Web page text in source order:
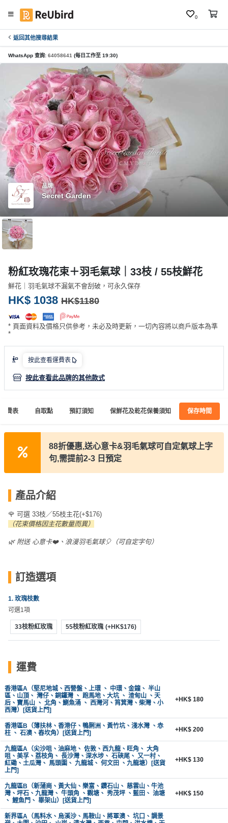
0
返回其他搜尋結果
WhatsApp 查詢: 64058641 (每日工作至 19:30)
繁
中
E
登
入
註
冊
服
務
及
產
品
類
P
a
r
o
o
美
色
蛋
糕
花
花
藝
禮
品
訂
禮
場
地
佈
置
用
品
即
食
即
煮
活
動
類
搞
P
r
朋
友
會
慶
生
拍
企
業
/
司
動
婚
禮
親
子
活
動
活
動
略
活
動
攻
計
會
需
社
軟
時
神
器
情
心
願
清
單
聯
們
品牌
Secret Garden
粉紅玫瑰花束＋羽毛氣球｜33枝 / 55枝鮮花
鮮花｜羽毛氣球不漏氣不會刮破，可永久保存
HK$ 1038 HK$1180
* 頁面資料及價格只供參考，未必及時更新，一切內容將以商戶版本為準
*
按此查看運費表
按此查看此品牌的其他款式
運費表 自取點 預訂須知 保鮮花及乾花保養須知 保存時間
88折優惠,送心意卡&羽毛氣球可自定氣球上字
句,需提前2-3 日預定
產品介紹
🌹 可選 33枝／55枝主花(+$176)
（花束價格因主花數量而異）
🌿 附送 心意卡❤️、浪漫羽毛氣球🎈（可自定字句）
訂造選項
1. 玫瑰枝數
可選1項
33枝粉紅玫瑰 55枝粉紅玫瑰 (+HK$176)
運費
香港區A（堅尼地城、西營盤、上環 、 中環、金鐘、 半山
區、山頂、 灣仔、銅鑼灣 、 跑馬地、大坑 、 渣甸山 、天
后、寶馬山 、 北角、鰂魚涌 、 西灣河、筲箕灣、柴灣、小
西灣）[送貨上門]
+HK$ 180
香港區B（薄扶林、香港仔、鴨脷洲、黃竹坑、淺水灣 、赤
柱 、 石澳、舂坎角）[送貨上門]
+HK$ 200
九龍區A（尖沙咀、油麻地、 佐敦、西九龍、旺角、 大角
咀、美孚、荔枝角、 長沙灣、深水埗、 石硤尾、 又一村、
紅磡、土瓜灣、 馬頭圍、 九龍城、 何文田 、九龍塘）[送貨
上門]
+HK$ 130
九龍區B（新蒲崗、黃大仙、樂富、鑽石山、 慈雲山、牛池
灣、坪石、九龍灣、 牛頭角 、觀塘、 秀茂坪 、藍田、 油塘
、 鯉魚門、 畢架山）[送貨上門]
+HK$ 150
新界區A（馬料水、烏溪沙、馬鞍山、將軍澳、 坑口、調景